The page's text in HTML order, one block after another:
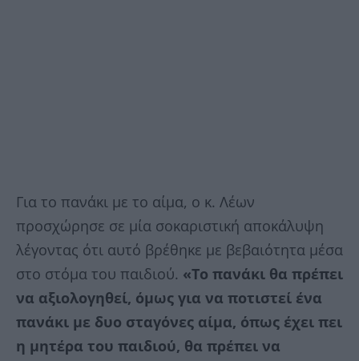
Για το πανάκι με το αίμα, ο κ. Λέων
προσχώρησε σε μία σοκαριστική αποκάλυψη
λέγοντας ότι αυτό βρέθηκε με βεβαιότητα μέσα
στο στόμα του παιδιού. «Το πανάκι θα πρέπει
να αξιολογηθεί, όμως για να ποτιστεί ένα
πανάκι με δυο σταγόνες αίμα, όπως έχει πει
η μητέρα του παιδιού, θα πρέπει να